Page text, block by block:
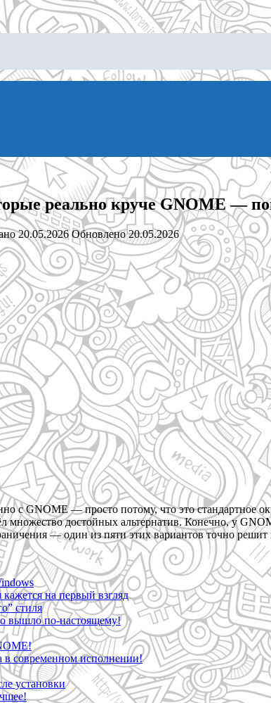
реально круче GNOME —
20.05.2026 Обновлено 20.05.2026
с GNOME — просто потому, что это стандартное
множество достойных альтернатив. Конечно, у
— один из пяти этих вариантов точно
на первый взгляд
стиля
вышло по-настоящему!
в современном исполнении!
установки